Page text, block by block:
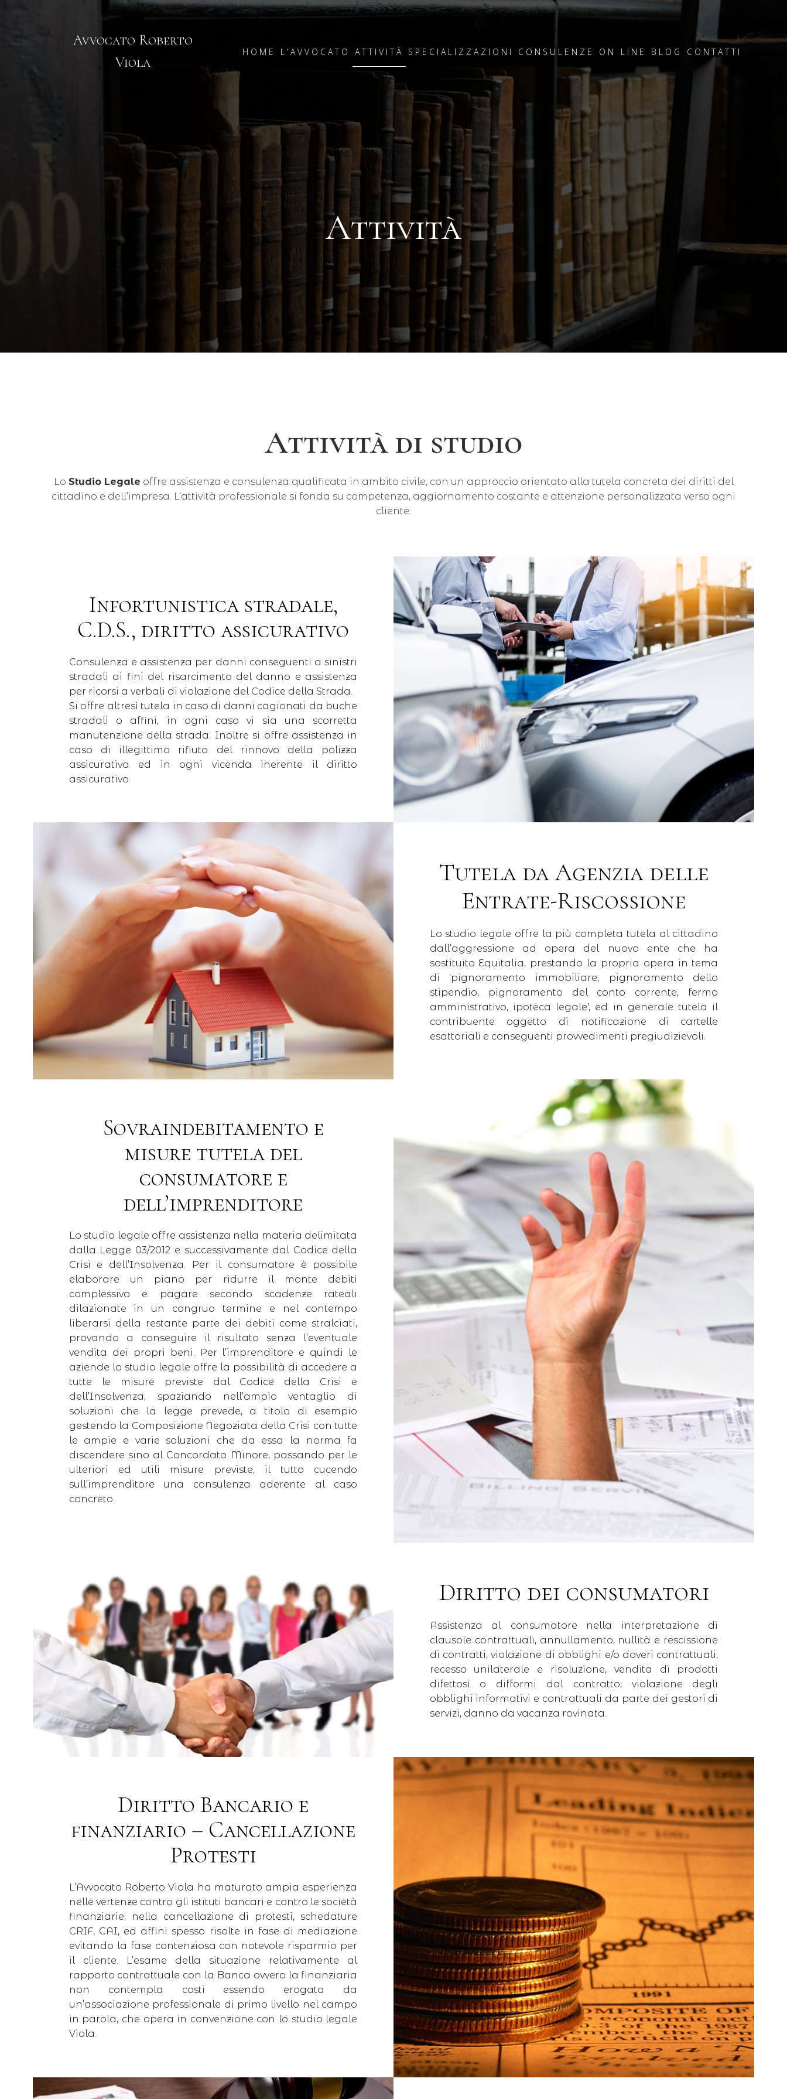
Avvocato Roberto
Viola
HOME L’AVVOCATO ATTIVITÀ SPECIALIZZAZIONI CONSULENZE ON LINE BLOG CONTATTI
Attività
Attività di studio
Lo Studio Legale offre assistenza e consulenza qualificata in ambito civile, con un approccio orientato alla tutela concreta dei diritti del
cittadino e dell’impresa. L’attività professionale si fonda su competenza, aggiornamento costante e attenzione personalizzata verso ogni
cliente.
Infortunistica stradale,
C.D.S., diritto assicurativo
Consulenza e assistenza per danni conseguenti a sinistri
stradali ai fini del risarcimento del danno e assistenza
per ricorsi a verbali di violazione del Codice della Strada.
Si offre altresì tutela in caso di danni cagionati da buche
stradali o affini, in ogni caso vi sia una scorretta
manutenzione della strada. Inoltre si offre assistenza in
caso di illegittimo rifiuto del rinnovo della polizza
assicurativa ed in ogni vicenda inerente il diritto
assicurativo.
Tutela da Agenzia delle
Entrate-Riscossione
Lo studio legale offre la più completa tutela al cittadino
dall’aggressione ad opera del nuovo ente che ha
sostituito Equitalia, prestando la propria opera in tema
di ′pignoramento immobiliare, pignoramento dello
stipendio, pignoramento del conto corrente, fermo
amministrativo, ipoteca legale′, ed in generale tutela il
contribuente oggetto di notificazione di cartelle
esattoriali e conseguenti provvedimenti pregiudizievoli.
Sovraindebitamento e
misure tutela del
consumatore e
dell’imprenditore
Lo studio legale offre assistenza nella materia delimitata
dalla Legge 03/2012 e successivamente dal Codice della
Crisi e dell’Insolvenza. Per il consumatore è possibile
elaborare un piano per ridurre il monte debiti
complessivo e pagare secondo scadenze rateali
dilazionate in un congruo termine e nel contempo
liberarsi della restante parte dei debiti come stralciati,
provando a conseguire il risultato senza l’eventuale
vendita dei propri beni. Per l’imprenditore e quindi le
aziende lo studio legale offre la possibilità di accedere a
tutte le misure previste dal Codice della Crisi e
dell’Insolvenza, spaziando nell’ampio ventaglio di
soluzioni che la legge prevede, a titolo di esempio
gestendo la Composizione Negoziata della Crisi con tutte
le ampie e varie soluzioni che da essa la norma fa
discendere sino al Concordato Minore, passando per le
ulteriori ed utili misure previste, il tutto cucendo
sull’imprenditore una consulenza aderente al caso
concreto.
Diritto dei consumatori
Assistenza al consumatore nella interpretazione di
clausole contrattuali, annullamento, nullità e rescissione
di contratti, violazione di obblighi e/o doveri contrattuali,
recesso unilaterale e risoluzione, vendita di prodotti
difettosi o difformi dal contratto, violazione degli
obblighi informativi e contrattuali da parte dei gestori di
servizi, danno da vacanza rovinata.
Diritto Bancario e
finanziario – Cancellazione
Protesti
L’Avvocato Roberto Viola ha maturato ampia esperienza
nelle vertenze contro gli istituti bancari e contro le società
finanziarie, nella cancellazione di protesti, schedature
CRIF, CAI, ed affini spesso risolte in fase di mediazione
evitando la fase contenziosa con notevole risparmio per
il cliente. L’esame della situazione relativamente al
rapporto contrattuale con la Banca ovvero la finanziaria
non contempla costi essendo erogata da
un’associazione professionale di primo livello nel campo
in parola, che opera in convenzione con lo studio legale
Viola.